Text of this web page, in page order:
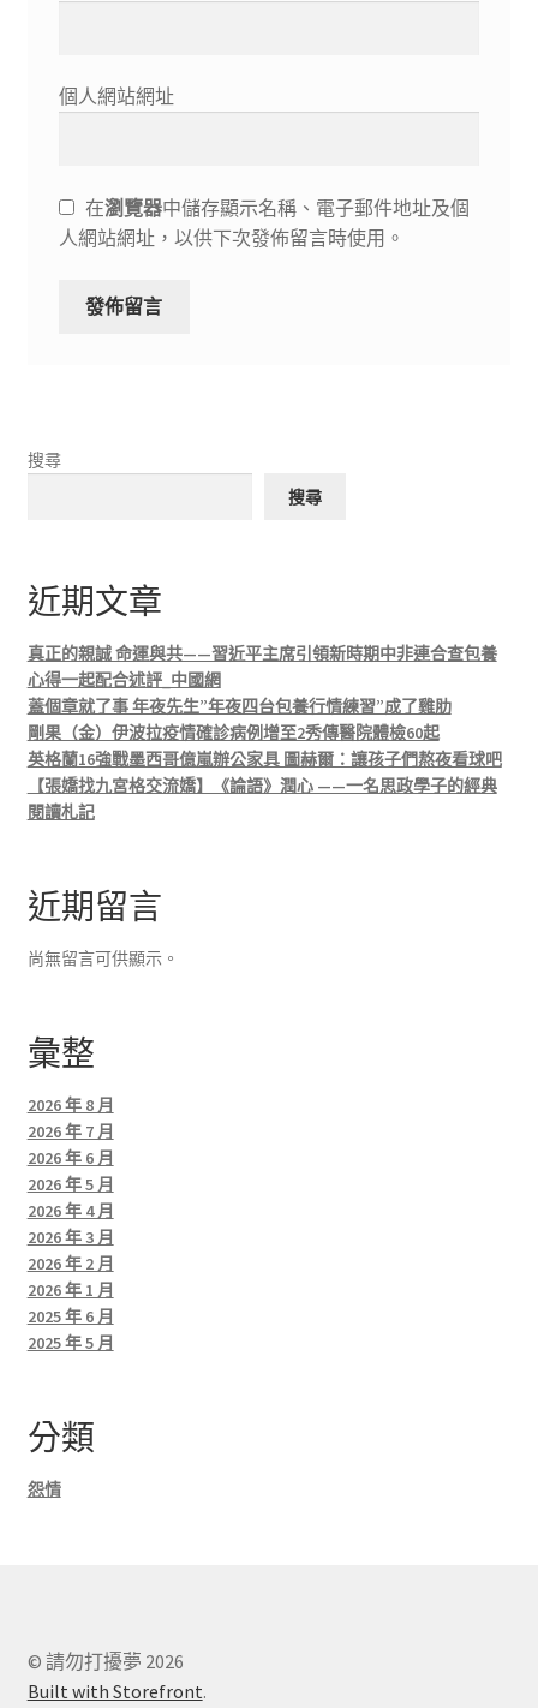
個人網站網址
在瀏覽器中儲存顯示名稱、電子郵件地址及個
人網站網址，以供下次發佈留言時使用。
搜尋
搜尋
近期文章
真正的親誠 命運與共——習近平主席引領新時期中非連合查包養
心得一起配合述評_中國網
蓋個章就了事 年夜先生”年夜四台包養行情練習”成了雞肋
剛果（金）伊波拉疫情確診病例增至2秀傳醫院體檢60起
英格蘭16強戰墨西哥億嵐辦公家具 圖赫爾：讓孩子們熬夜看球吧
【張嬌找九宮格交流嬌】《論語》潤心 ——一名思政學子的經典
閱讀札記
近期留言
尚無留言可供顯示。
彙整
2026 年 8 月
2026 年 7 月
2026 年 6 月
2026 年 5 月
2026 年 4 月
2026 年 3 月
2026 年 2 月
2026 年 1 月
2025 年 6 月
2025 年 5 月
分類
怨情
© 請勿打擾夢 2026
Built with Storefront.